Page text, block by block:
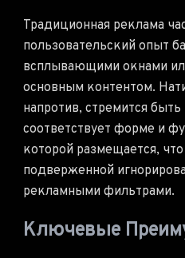
Традиционная реклама
пользовательский опыт
всплывающими окнами
основным контентом.
напротив, стремится
соответствует форме и
которой размещается,
подверженной
рекламными фильтрами.
Ключевые